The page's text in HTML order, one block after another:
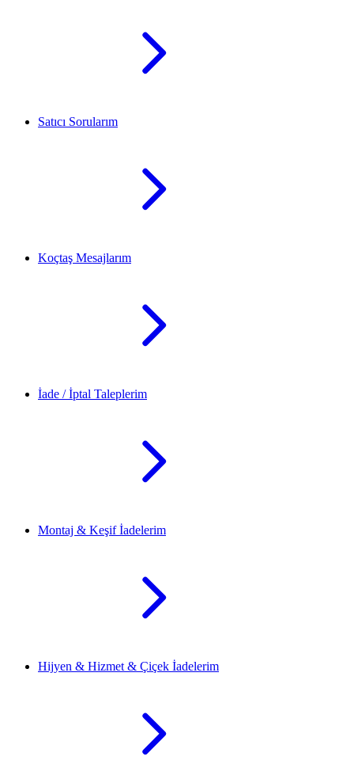
Satıcı Sorularım
Koçtaş Mesajlarım
İade / İptal Taleplerim
Montaj & Keşif İadelerim
Hijyen & Hizmet & Çiçek İadelerim